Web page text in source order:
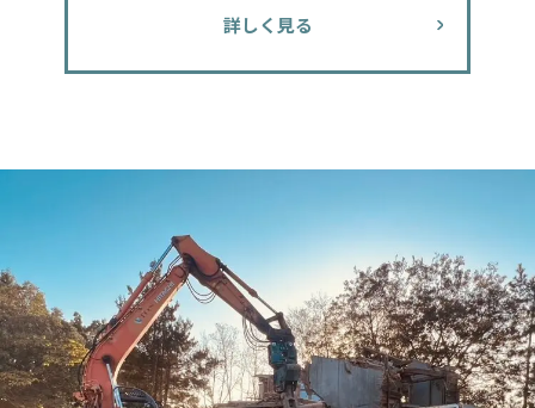
詳しく見る